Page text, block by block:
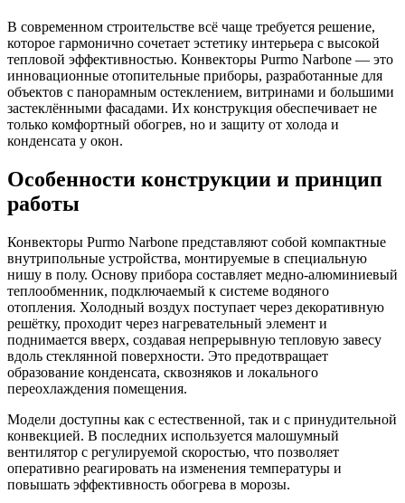
В современном строительстве всё чаще требуется решение,
которое гармонично сочетает эстетику интерьера с высокой
тепловой эффективностью. Конвекторы Purmo Narbone — это
инновационные отопительные приборы, разработанные для
объектов с панорамным остеклением, витринами и большими
застеклёнными фасадами. Их конструкция обеспечивает не
только комфортный обогрев, но и защиту от холода и
конденсата у окон.
Особенности конструкции и принцип
работы
Конвекторы Purmo Narbone представляют собой компактные
внутрипольные устройства, монтируемые в специальную
нишу в полу. Основу прибора составляет медно-алюминиевый
теплообменник, подключаемый к системе водяного
отопления. Холодный воздух поступает через декоративную
решётку, проходит через нагревательный элемент и
поднимается вверх, создавая непрерывную тепловую завесу
вдоль стеклянной поверхности. Это предотвращает
образование конденсата, сквозняков и локального
переохлаждения помещения.
Модели доступны как с естественной, так и с принудительной
конвекцией. В последних используется малошумный
вентилятор с регулируемой скоростью, что позволяет
оперативно реагировать на изменения температуры и
повышать эффективность обогрева в морозы.